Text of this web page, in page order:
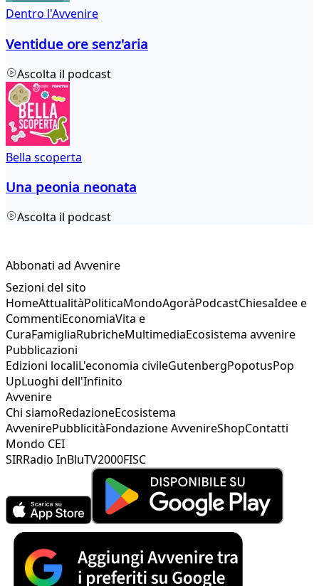
Dentro l'Avvenire
Ventidue ore senz'aria
Ascolta il podcast
Bella scoperta
Una peonia neonata
Ascolta il podcast
Abbonati ad Avvenire
Sezioni del sito
HomeAttualitàPoliticaMondoAgoràPodcastChiesaIdee e
CommentiEconomiaVita e
CuraFamigliaRubricheMultimediaEcosistema avvenire
Pubblicazioni
Edizioni localiL'economia civileGutenbergPopotusPop
UpLuoghi dell'Infinito
Avvenire
Chi siamoRedazioneEcosistema
AvvenirePubblicitàFondazione AvvenireShopContatti
Mondo CEI
SIRRadio InBluTV2000FISC